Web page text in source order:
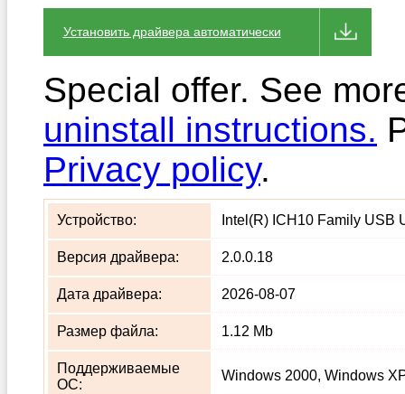
Установить драйвера автоматически
Special offer. See
uninstall instructions.
Privacy policy.
Устройство: Intel(R) ICH10 Family USB
Версия драйвера: 2.0.0.18
Дата драйвера: 2026-08-07
Размер файла: 1.12 Mb
Поддерживаемые
ОС:
Windows 2000, Windows